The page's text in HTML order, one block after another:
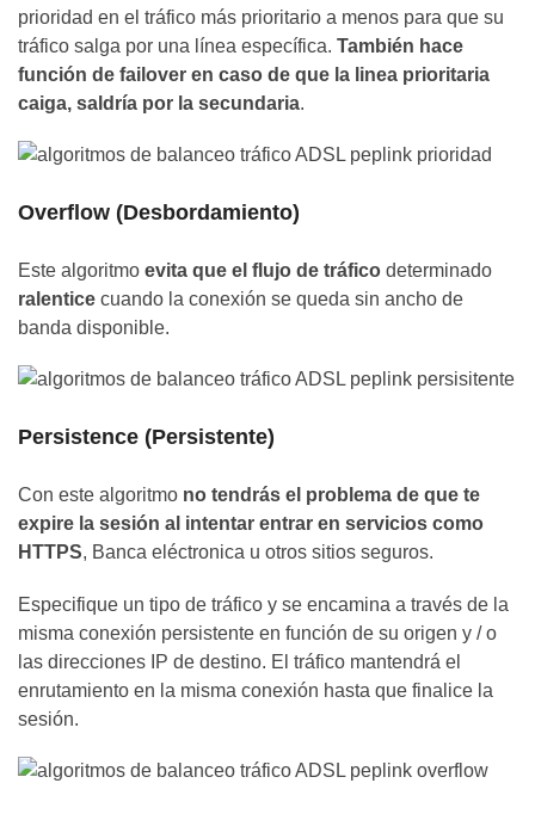
prioridad en el tráfico más prioritario a menos para que su
tráfico salga por una línea específica. También hace
función de failover en caso de que la linea prioritaria
caiga, saldría por la secundaria.
Overflow (Desbordamiento)
Este algoritmo evita que el flujo de tráfico determinado
ralentice cuando la conexión se queda sin ancho de
banda disponible.
Persistence (Persistente)
Con este algoritmo no tendrás el problema de que te
expire la sesión al intentar entrar en servicios como
HTTPS, Banca eléctronica u otros sitios seguros.
Especifique un tipo de tráfico y se encamina a través de la
misma conexión persistente en función de su origen y / o
las direcciones IP de destino. El tráfico mantendrá el
enrutamiento en la misma conexión hasta que finalice la
sesión.